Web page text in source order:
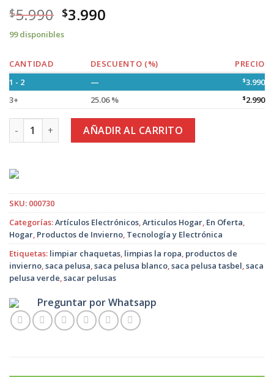
$5.990 $3.990
99 disponibles
CANTIDAD DESCUENTO (%)
PRECIO
1 - 2
— $3.990
3+
25.06 % $2.990
Saca Pelusas Recargable Blanco y Verde cantidad
AÑADIR AL CARRITO
SKU: 000730
Categorías:Artículos Electrónicos,Articulos Hogar, En Oferta,
Hogar, Productos de Invierno, Tecnología y Electrónica
Etiquetas: limpiar chaquetas, limpias la ropa, productos de
invierno,saca pelusa,saca pelusa blanco,saca pelusa tasbel,saca
pelusa verde,sacar pelusas
Preguntar por Whatsapp